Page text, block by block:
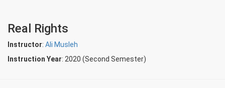
Real Rights
Instructor: Ali Musleh
Instruction Year: 2020 (Second Semester)